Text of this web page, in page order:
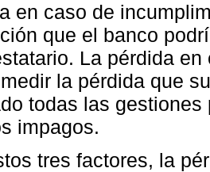
en caso de
que el banco
La pérdida
la pérdida que
todas las
impagos.
tres factores, la